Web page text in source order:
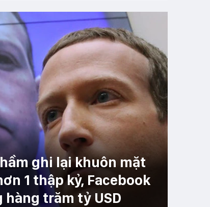
ghi lại khuôn mặt
1 thập kỷ, Facebook
trăm tỷ USD